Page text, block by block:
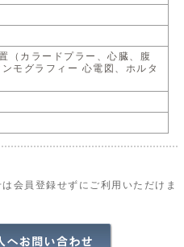
（カラードプラー、心臓、腹
モグラフィー 心電図、ホルタ
会員登録せずにご利用いただけま